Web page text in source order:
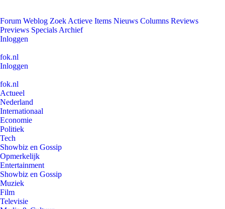
Forum Weblog Zoek Actieve Items Nieuws Columns Reviews
Previews Specials Archief
Inloggen
fok.nl
Inloggen
fok.nl
Actueel
Nederland
Internationaal
Economie
Politiek
Tech
Showbiz en Gossip
Opmerkelijk
Entertainment
Showbiz en Gossip
Muziek
Film
Televisie